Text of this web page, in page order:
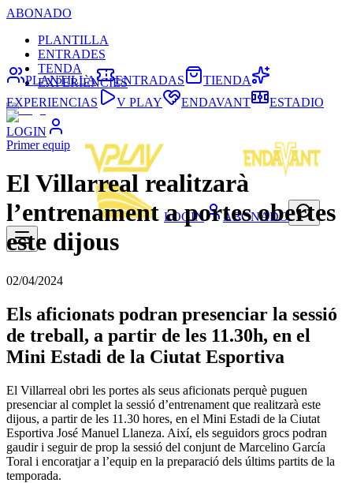
ABONADO
PLANTILLA
ENTRADES
TENDA
EXPERIÈNCIES
LOGIN
LOGIN ABONADO
PLANTILLA ENTRADAS
TIENDA
EXPERIENCIAS
V PLAY ENDAVANT ESTADIO
Primer equip
El Villarreal realitzarà
l’entrenament a portes obertes
este dijous
02/04/2024
Els aficionats podran presenciar la sessió
de treball, a partir de les 11.30h, en el
Mini Estadi de la Ciutat Esportiva
El Villarreal obri les portes als seus aficionats perquè puguen
presenciar al complet la sessió d’entrenament que realitzarà este
dijous, a partir de les 11.30 hores, en el Mini Estadi de la Ciutat
Esportiva José Manuel Llaneza. Així, els seguidors grocs podran
gaudir i seguir de prop la sessió del conjunt de Marcelino García
Toral i encoratjar a l’equip en la preparació dels últims partits de la
temporada.